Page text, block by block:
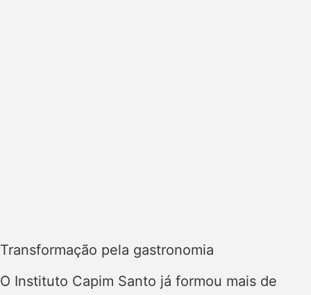
Transformação pela gastronomia
O Instituto Capim Santo já formou mais de